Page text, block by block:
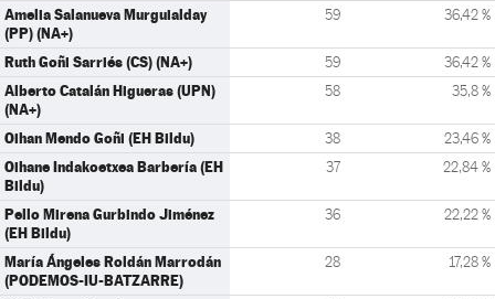
Amelia Salanueva Murguialday
(PP) (NA+)
59 36,42 %
Ruth Goñi Sarriés (CS) (NA+) 59 36,42 %
Alberto Catalán Higueras (UPN)
(NA+)
58 35,8 %
Oihan Mendo Goñi (EH Bildu) 38 23,46 %
Oihane Indakoetxea Barbería (EH
Bildu)
37 22,84 %
Pello Mirena Gurbindo Jiménez
(EH Bildu)
36 22,22 %
María Ángeles Roldán Marrodán
(PODEMOS-IU-BATZARRE)
28 17,28 %